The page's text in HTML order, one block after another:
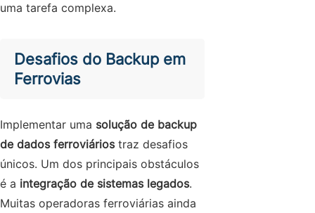
uma tarefa complexa.
Desafios do Backup em
Ferrovias
Implementar uma solução de backup
de dados ferroviáriostraz desafios
únicos. Um dos principais obstáculos
é a integração de sistemas legados.
Muitas operadoras ferroviárias ainda